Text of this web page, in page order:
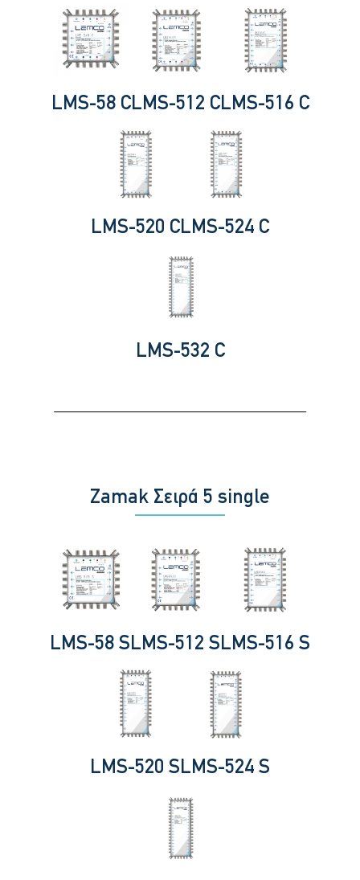
LMS-58 CLMS-512 CLMS-516 C
LMS-520 CLMS-524 C
LMS-532 C
Zamak Σειρά 5 single
LMS-58 S LMS-512 S LMS-516 S
LMS-520 S LMS-524 S